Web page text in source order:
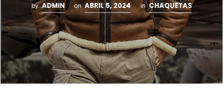
by ADMIN on ABRIL 5, 2024 in CHAQUETAS